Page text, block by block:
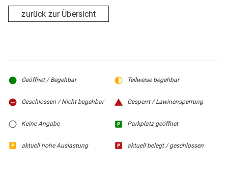
zurück zur Übersicht
Geöffnet / Begehbar Teilweise begehbar
Geschlossen / Nicht begehbar Gesperrt / Lawinensperrung
Keine Angabe Parkplatz geöffnet
aktuell hohe Auslastung aktuell belegt / geschlossen